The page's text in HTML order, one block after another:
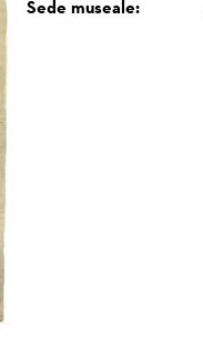
Sede museale: